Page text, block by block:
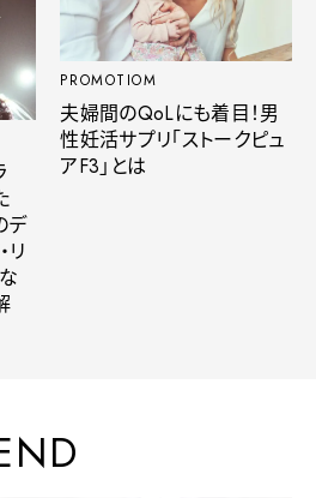
デ
リ
PROMOTIOM
夫婦間のQoLにも着目！男
性妊活サプリ「ストークピュ
アF3」とは